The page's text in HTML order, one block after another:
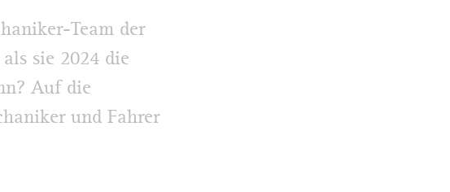
Team der
sie 2024 die
Auf die
und Fahrer